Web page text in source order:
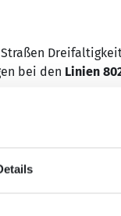
bei den Linien